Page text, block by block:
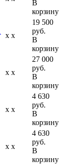
В
корзину
x x
19 500
руб.
В
корзину
x x
27 000
руб.
В
корзину
x x
4 630
руб.
В
корзину
x x
4 630
руб.
В
корзину